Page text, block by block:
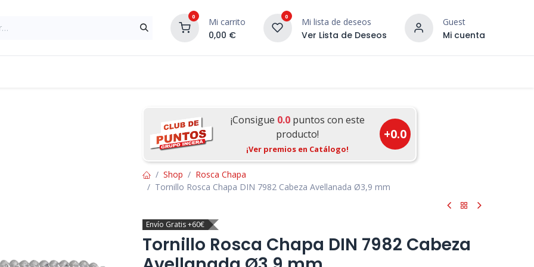
0 Mi carrito
0,00 €
0 Mi lista de deseos
Ver Lista de Deseos
Guest
Mi cuenta
¡DESCUBRE NUESTRO
¡Consigue 0.0puntos con este
producto!
¡Ver premios en Catálogo!
+0.0
Shop
Rosca Chapa
Tornillo Rosca Chapa DIN 7982 Cabeza Avellanada Ø3,9 mm
Envío Gratis +60€
Tornillo Rosca Chapa DIN 7982 Cabeza